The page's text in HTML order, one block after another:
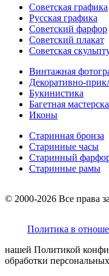
Советская графика
Русская графика
Советский фарфор
Советский плакат
Советская
Винтажная
Декоративно-
Букинистика
Багетная
Иконы
Старинная бронза
Старинные часы
Старинный
Старинные рамы
© 2000-2026 Все права
Политика в
нашей Политикой
обработки